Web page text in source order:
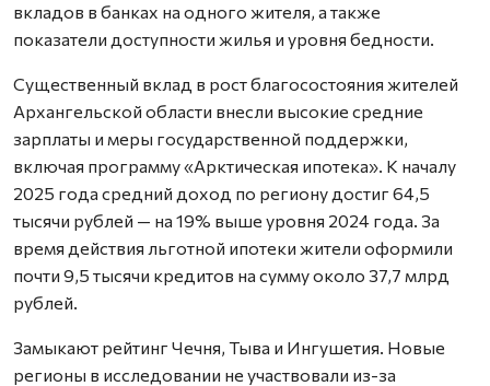
вкладов в банках на одного жителя, а также
показатели доступности жилья и уровня бедности.
Существенный вклад в рост благосостояния жителей
Архангельской области внесли высокие средние
зарплаты и меры государственной поддержки,
включая программу «Арктическая ипотека». К началу
2025 года средний доход по региону достиг 64,5
тысячи рублей — на 19% выше уровня 2024 года. За
время действия льготной ипотеки жители оформили
почти 9,5 тысячи кредитов на сумму около 37,7 млрд
рублей.
Замыкают рейтинг Чечня, Тыва и Ингушетия. Новые
регионы в исследовании не участвовали из-за